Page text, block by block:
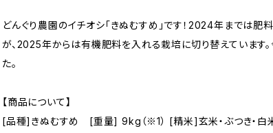
どんぐり農園のイチオシ「きぬむすめ」です！2024年までは肥
が、2025年からは有機肥料を入れる栽培に切り替えています
た。
【商品について】
[品種]きぬむすめ [重量] 9kg（※1） [精米]玄米・ぶつき・白